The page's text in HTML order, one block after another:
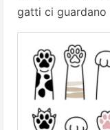
gatti ci guardano